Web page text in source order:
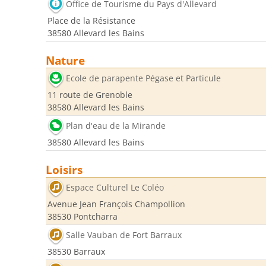
Office de Tourisme du Pays d'Allevard
Place de la Résistance
38580 Allevard les Bains
Nature
Ecole de parapente Pégase et Particule
11 route de Grenoble
38580 Allevard les Bains
Plan d'eau de la Mirande
38580 Allevard les Bains
Loisirs
Espace Culturel Le Coléo
Avenue Jean François Champollion
38530 Pontcharra
Salle Vauban de Fort Barraux
38530 Barraux